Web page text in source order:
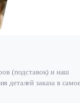
(подставок) и наш
деталей заказа в